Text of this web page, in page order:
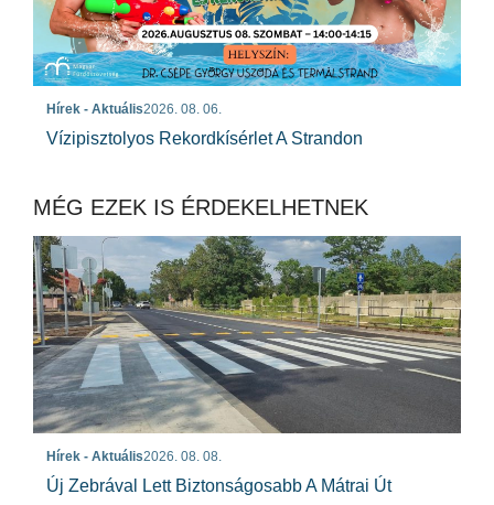
Hírek - Aktuális2026. 08. 06.
Vízipisztolyos Rekordkísérlet A Strandon
MÉG EZEK IS ÉRDEKELHETNEK
Hírek - Aktuális2026. 08. 08.
Új Zebrával Lett Biztonságosabb A Mátrai Út